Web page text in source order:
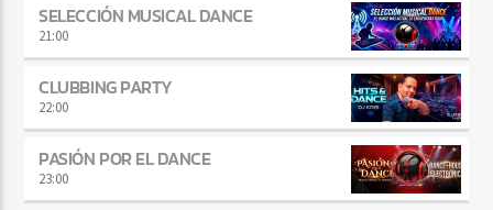
SELECCIÓN MUSICAL DANCE
21:00
CLUBBING PARTY
22:00
PASIÓN POR EL DANCE
23:00